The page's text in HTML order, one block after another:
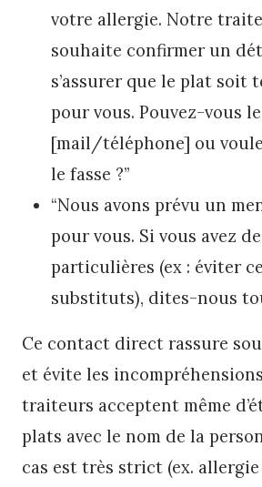
votre allergie. Notre
souhaite confirmer un
s’assurer que le plat soit
pour vous. Pouvez-vous
[mail/téléphone] ou
le fasse ?”
“Nous avons prévu un
pour vous. Si vous avez
particulières (ex : éviter
substituts), dites-nous
Ce contact direct rassure
et évite les
traiteurs acceptent même
plats avec le nom de la
cas est très strict (ex. allergie